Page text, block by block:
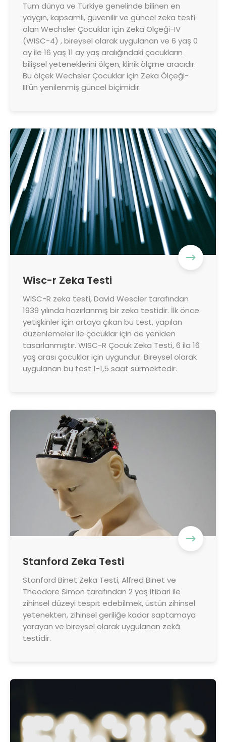
Tüm dünya ve Türkiye genelinde bilinen en
yaygın, kapsamlı, güvenilir ve güncel zeka testi
olan Wechsler Çocuklar için Zeka Ölçeği-IV
(WISC-4) , bireysel olarak uygulanan ve 6 yaş 0
ay ile 16 yaş 11 ay yaş aralığındaki çocukların
bilişsel yeteneklerini ölçen, klinik ölçme aracıdır.
Bu ölçek Wechsler Çocuklar için Zeka Ölçeği-
III’ün yenilenmiş güncel biçimidir.
Wisc-r Zeka Testi
WISC-R zeka testi, David Wescler tarafından
1939 yılında hazırlanmış bir zeka testidir. İlk önce
yetişkinler için ortaya çıkan bu test, yapılan
düzenlemeler ile çocuklar için de yeniden
tasarlanmıştır. WISC-R Çocuk Zeka Testi, 6 ila 16
yaş arası çocuklar için uygundur. Bireysel olarak
uygulanan bu test 1-1,5 saat sürmektedir.
Stanford Zeka Testi
Stanford Binet Zeka Testi, Alfred Binet ve
Theodore Simon tarafından 2 yaş itibari ile
zihinsel düzeyi tespit edebilmek, üstün zihinsel
yetenekten, zihinsel geriliğe kadar saptamaya
yarayan ve bireysel olarak uygulanan zekâ
testidir.